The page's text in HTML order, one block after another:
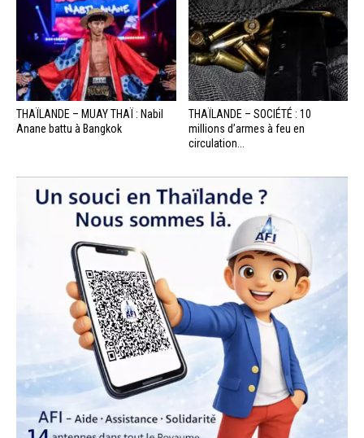
THAÏLANDE – MUAY THAÏ : Nabil
Anane battu à Bangkok
THAÏLANDE – SOCIÉTÉ : 10
millions d’armes à feu en
circulation...